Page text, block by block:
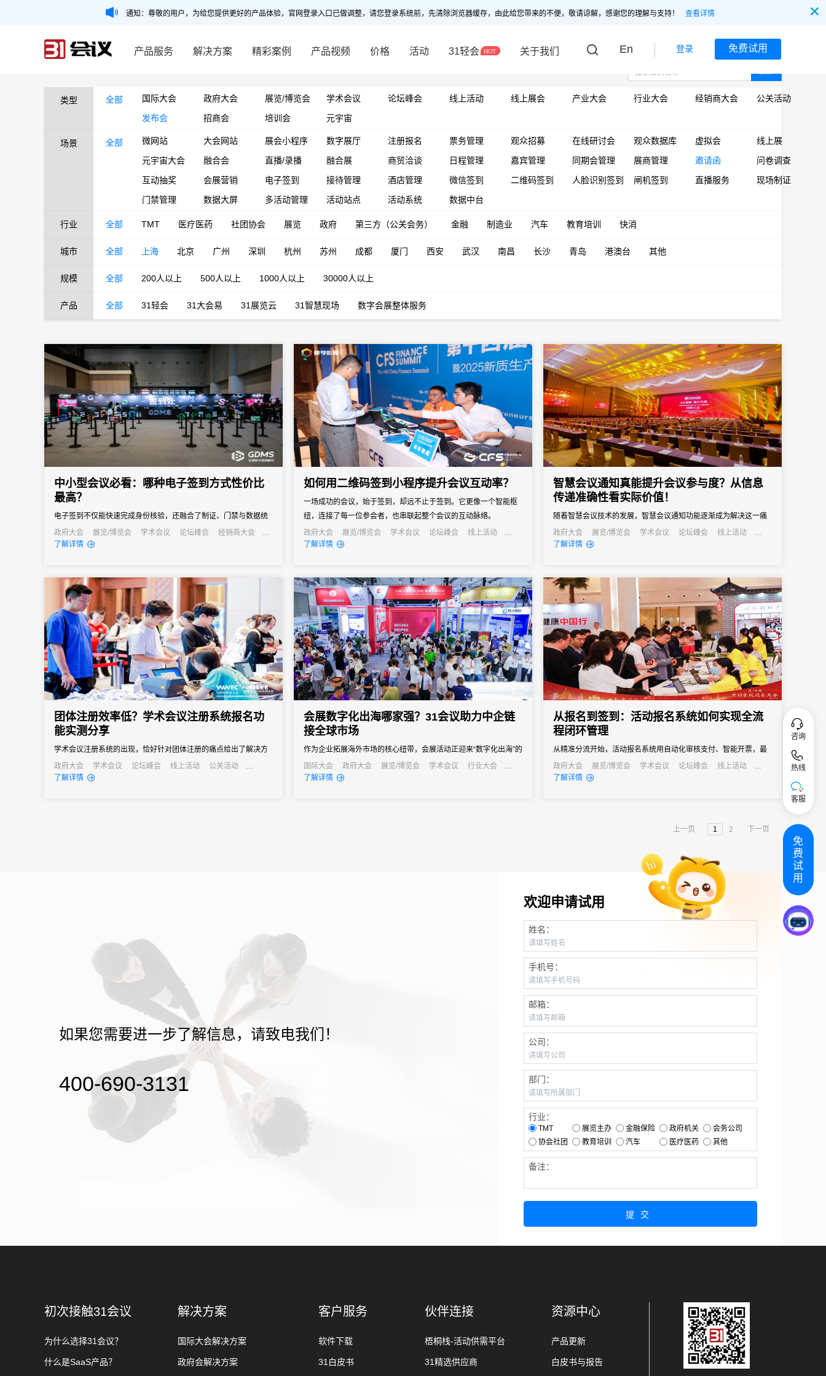
通知：尊敬的用户，为给您提供更好的产品体验，官网登录入口已做调整，请您登录系统前，先清除浏览器缓存，由此给您带来的不便，敬请谅解，感谢您的理解与支持！ 查看详情
产品服务 解决方案 精彩案例 产品视频 价格 活动 31轻会 关于我们 En 登录 免费试用
类型 全部 国际大会 政府大会 展览/博览会 学术会议 论坛峰会 线上活动 线上展会 产业大会 行业大会 经销商大会
公关活动
发布会
招商会 培训会 元宇宙
场景 全部 微网站 大会网站 展会小程序 数字展厅 注册报名 票务管理 观众招募 在线研讨会 观众数据库 虚拟会
线上展
元宇宙大会
融合会 直播/录播 融合展 商贸洽谈 日程管理 嘉宾管理 同期会管理 展商管理 邀请函
问卷调查
互动抽奖
会展营销 电子签到 接待管理 酒店管理 微信签到 二维码签到 人脸识别签到 闸机签到 直播服务
现场制证
门禁管理
数据大屏 多活动管理 活动站点 活动系统 数据中台
行业 全部 TMT 医疗医药 社团协会 展览 政府 第三方（公关会务） 金融 制造业 汽车 教育培训 快消
城市 全部 上海 北京 广州 深圳 杭州 苏州 成都 厦门 西安 武汉 南昌 长沙 青岛 港澳台 其他
规模 全部 200人以上 500人以上 1000人以上 30000人以上
产品 全部 31轻会 31大会易 31展览云 31智慧现场 数字会展整体服务
中小型会议必看：哪种电子签到方式性价比
最高？
电子签到不仅能快速完成身份核验，还融合了制证、门禁与数据统
计等多重功能，能够快速完成签到过程，减少等待时间，同时能够
通过数据分析，为会议组织者提供宝贵的参会者信息，助力后续的
政府大会 展览/博览会 学术会议 论坛峰会
经销商大会
公关活动
发布会
了解详情
如何用二维码签到小程序提升会议互动率？
一场成功的会议，始于签到，却远不止于签到。它更像一个智能枢
纽，连接了每一位参会者，也串联起整个会议的互动脉络。
政府大会
展览/博览会 学术会议 论坛峰会
线上活动
线上展会
经销商大会
了解详情
智慧会议通知真能提升会议参与度？从信息
传递准确性看实际价值！
随着智慧会议技术的发展，智慧会议通知功能逐渐成为解决这一痛
点的关键，其通过自动化、多渠道的信息传递方式，从根源上提升
信息传递准确性，进而为会议参与度注入新活力。
政府大会 展览/博览会 学术会议 论坛峰会
线上活动
公关活动
发布会
了解详情
团体注册效率低？学术会议注册系统报名功
能实测分享
学术会议注册系统的出现，恰好针对团体注册的痛点给出了解决方
案。“批量导入+自主报名”的模式，让不同需求的团体都能找到高效
的注册方式。
政府大会 学术会议 论坛峰会 线上活动
公关活动
发布会
培训会
了解详情
会展数字化出海哪家强？31会议助力中企链
接全球市场
作为企业拓展海外市场的核心纽带，会展活动正迎来“数字化出海”的
关键转型期——传统线下办展模式受限于多语言壁垒、跨时区协
调、数据合规等难题，难以满足国际化运营需求。
国际大会 政府大会 展览/博览会 学术会议
行业大会
经销商大会
了解详情
从报名到签到：活动报名系统如何实现全流
程闭环管理
从精准分流开始，活动报名系统用自动化审核支付、智能开票，最
终实现数据驱动的精细化管理，让参会者享受丝滑体验，更让主办
方拥有掌控全局的能力。
政府大会 展览/博览会 学术会议 论坛峰会
线上活动
发布会
培训会
了解详情
上一页 1 2 下一页
如果您需要进一步了解信息，请致电我们！
400-690-3131
欢迎申请试用
姓名：
手机号：
邮箱：
公司：
部门：
行业：
TMT 展览主办 金融保险 政府机关
会务公司
协会社团
教育培训 汽车 医疗医药 其他
备注：
提交
初次接触31会议
为什么选择31会议？
什么是SaaS产品？
解决方案
国际大会解决方案
政府会解决方案
客户服务
软件下载
31白皮书
伙伴连接
梧桐栈-活动供需平台
31精选供应商
资源中心
产品更新
白皮书与报告
咨询
热线
客服
免
费
试
用